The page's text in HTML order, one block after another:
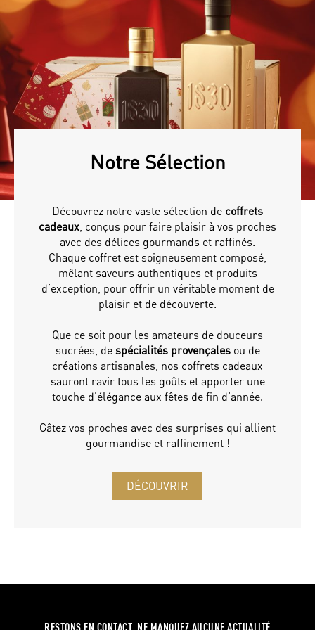
Notre Sélection
Découvrez notre vaste sélection de coffrets
cadeaux, conçus pour faire plaisir à vos proches
avec des délices gourmands et raffinés.
Chaque coffret est soigneusement composé,
mêlant saveurs authentiques et produits
d’exception, pour offrir un véritable moment de
plaisir et de découverte.
Que ce soit pour les amateurs de douceurs
sucrées, de spécialités provençalesou de
créations artisanales, nos coffrets cadeaux
sauront ravir tous les goûts et apporter une
touche d’élégance aux fêtes de fin d’année.
Gâtez vos proches avec des surprises qui allient
gourmandise et raffinement !
DÉCOUVRIR
RESTONS EN CONTACT, NE MANQUEZ AUCUNE ACTUALITÉ